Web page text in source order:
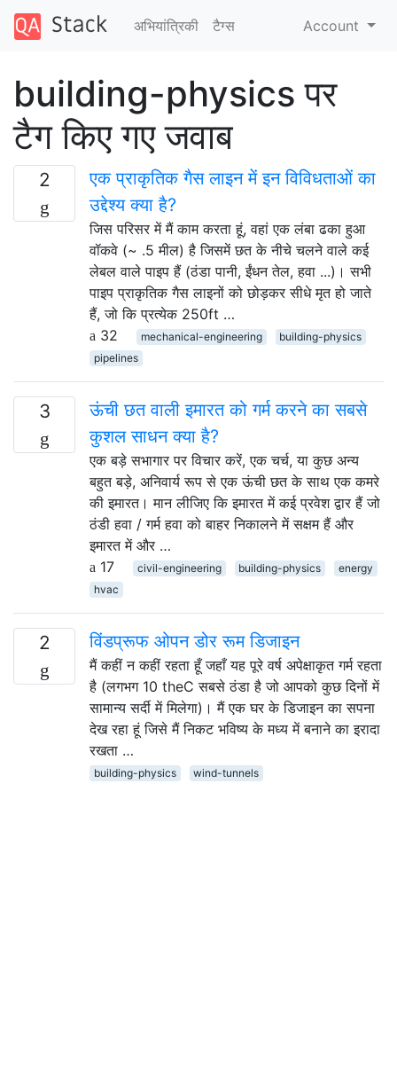
अभियांत्रिकी टैग्‍स Account
building-physics पर
टैग किए गए जवाब
2
एक प्राकृतिक गैस लाइन में इन विविधताओं का
उद्देश्य क्या है?
जिस परिसर में मैं काम करता हूं, वहां एक लंबा ढका हुआ
वॉकवे (~ .5 मील) है जिसमें छत के नीचे चलने वाले कई
लेबल वाले पाइप हैं (ठंडा पानी, ईंधन तेल, हवा ...)। सभी
पाइप प्राकृतिक गैस लाइनों को छोड़कर सीधे मृत हो जाते
हैं, जो कि प्रत्येक 250ft …
32
mechanical-engineering
building-physics
pipelines
3
ऊंची छत वाली इमारत को गर्म करने का सबसे
कुशल साधन क्या है?
एक बड़े सभागार पर विचार करें, एक चर्च, या कुछ अन्य
बहुत बड़े, अनिवार्य रूप से एक ऊंची छत के साथ एक कमरे
की इमारत। मान लीजिए कि इमारत में कई प्रवेश द्वार हैं जो
ठंडी हवा / गर्म हवा को बाहर निकालने में सक्षम हैं और
इमारत में और …
17
civil-engineering building-physics
energy
hvac
2 विंडप्रूफ ओपन डोर रूम डिजाइन
मैं कहीं न कहीं रहता हूँ जहाँ यह पूरे वर्ष अपेक्षाकृत गर्म रहता
है (लगभग 10 theC सबसे ठंडा है जो आपको कुछ दिनों में
सामान्य सर्दी में मिलेगा)। मैं एक घर के डिजाइन का सपना
देख रहा हूं जिसे मैं निकट भविष्य के मध्य में बनाने का इरादा
रखता …
building-physics wind-tunnels